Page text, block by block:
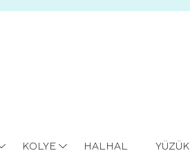
KOLYE HALHAL YÜZÜK